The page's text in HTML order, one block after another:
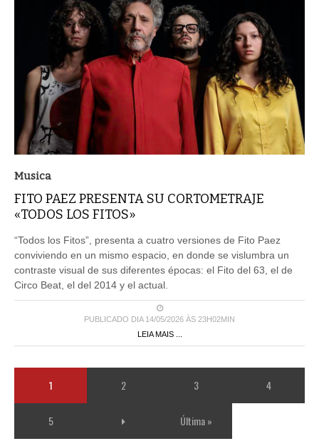
FITO PAEZ PRESENTA SU CORTOMETRAJE
«TODOS LOS FITOS»
conviviendo en un mismo espacio, en donde se vislumbra un
contraste visual de sus diferentes épocas: el Fito del 63, el de
Circo Beat, el del 2014 y el actual.
PUBLICADO DIA 14/05/2026 ÀS 23H02MIN
LEIA MAIS ...
1 2 3 4
5